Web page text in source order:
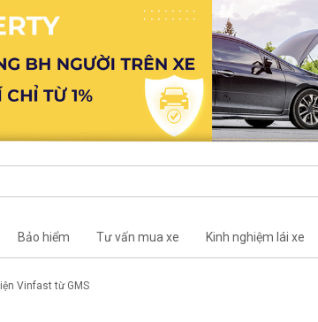
Bảo hiểm Tư vấn mua xe Kinh nghiệm lái xe
Vinfast từ GMS